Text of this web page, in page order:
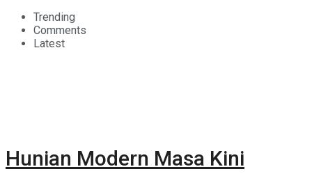
Trending
Comments
Latest
Hunian Modern Masa Kini